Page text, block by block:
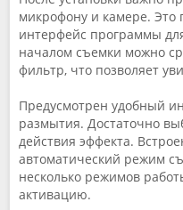
микрофону и камере. Это
интерфейс программы
началом съемки можно
фильтр, что позволяет
Предусмотрен удобный
размытия. Достаточно
действия эффекта.
автоматический режим
несколько режимов
активацию.